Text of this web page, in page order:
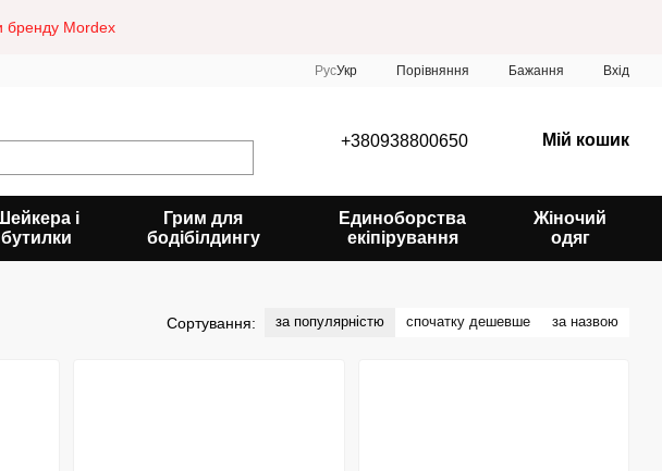
бренду Mordex
РусУкр Порівняння Бажання Вхід
+380938800650 Мій кошик
і
бутилки
Грим для
бодібілдингу
Единоборства
екіпірування
Жіночий
одяг
Сортування: за популярністю спочатку дешевше за назвою